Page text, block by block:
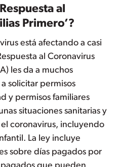
al
Primero’?
está afectando a casi
al Coronavirus
les da a muchos
solicitar permisos
y permisos familiares
situaciones sanitarias y
coronavirus, incluyendo
La ley incluye
sobre días pagados por